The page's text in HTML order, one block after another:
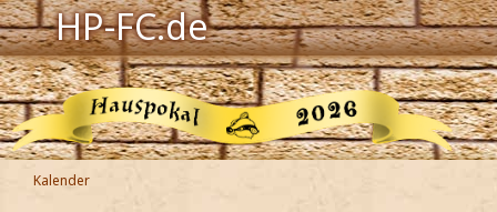
HP-FC.de
Navigation
Harry Potter
Der HP-FC
Kalender